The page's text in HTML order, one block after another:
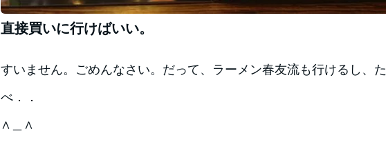
直接買いに行けばいい。
すいません。ごめんなさい。だって、ラーメン春友流も行けるし、た
べ．．
∧＿∧